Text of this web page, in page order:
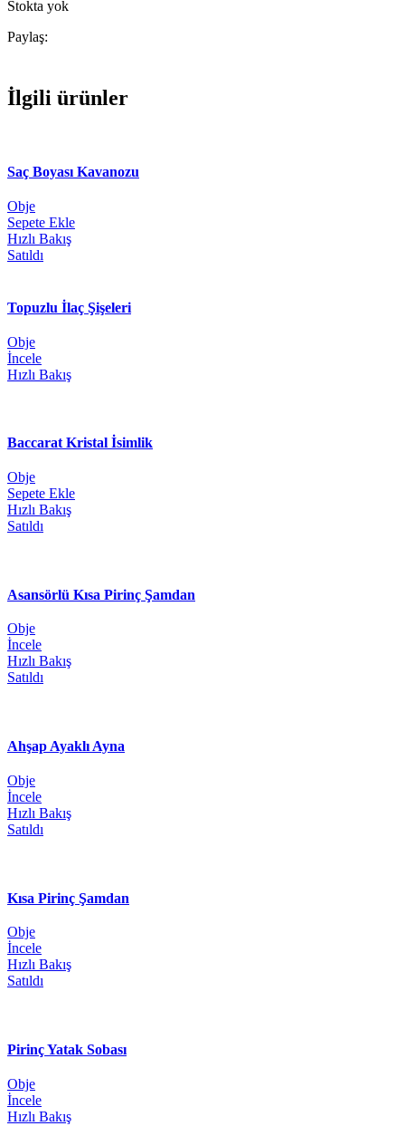
Stokta yok
Paylaş:
İlgili ürünler
Saç Boyası Kavanozu
Obje
Sepete Ekle
Hızlı Bakış
Satıldı
Topuzlu İlaç Şişeleri
Obje
İncele
Hızlı Bakış
Baccarat Kristal İsimlik
Obje
Sepete Ekle
Hızlı Bakış
Satıldı
Asansörlü Kısa Pirinç Şamdan
Obje
İncele
Hızlı Bakış
Satıldı
Ahşap Ayaklı Ayna
Obje
İncele
Hızlı Bakış
Satıldı
Kısa Pirinç Şamdan
Obje
İncele
Hızlı Bakış
Satıldı
Pirinç Yatak Sobası
Obje
İncele
Hızlı Bakış